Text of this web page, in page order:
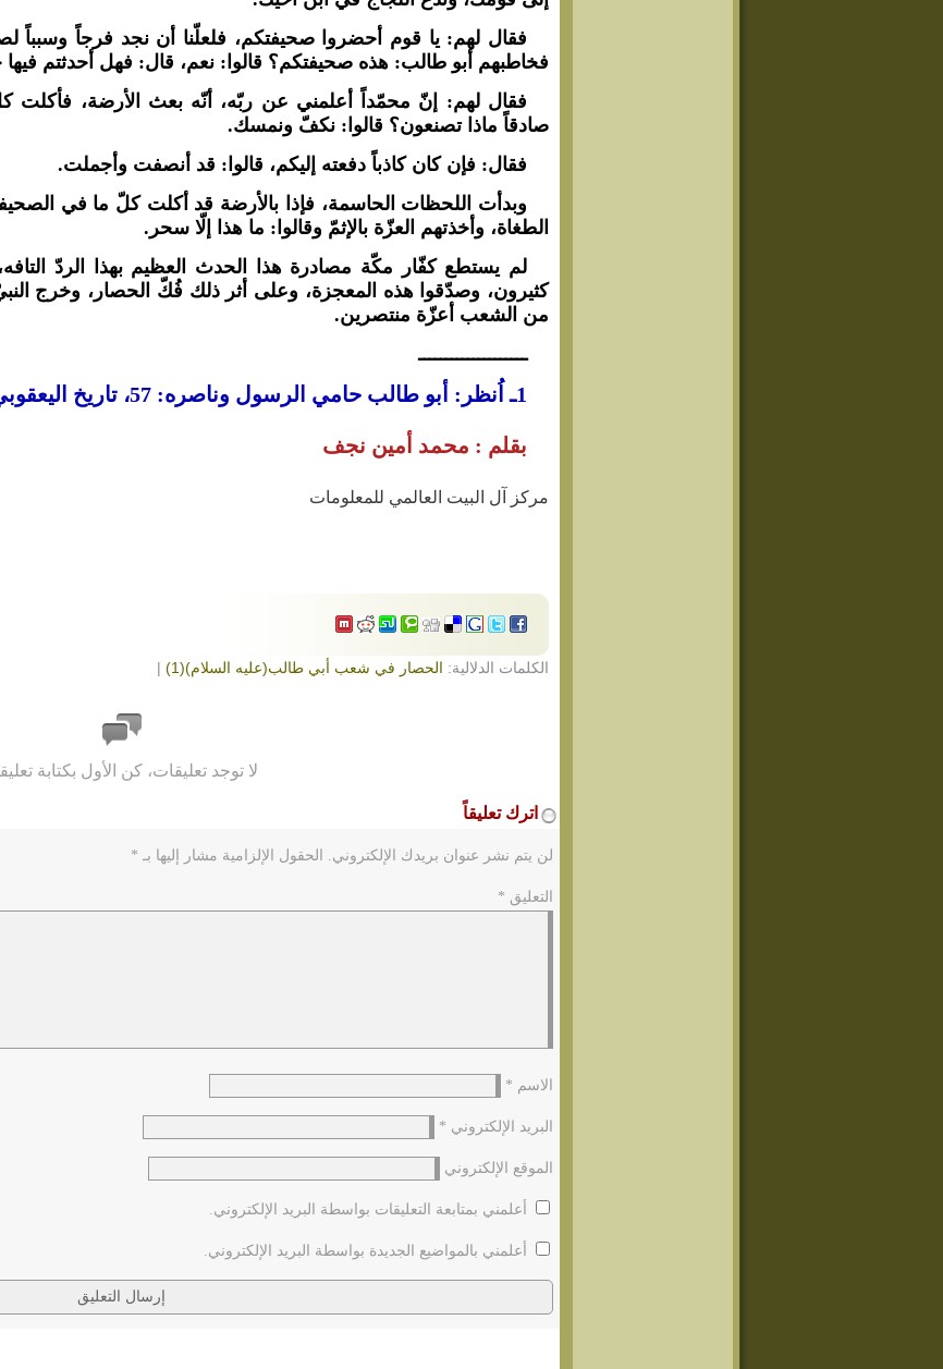
فقال لهم: يا قوم أحضروا صحيفتكم، فلعلّنا أن نجد فرجاً وسبباً
فخاطبهم أبو طالب: هذه صحيفتكم؟ قالوا: نعم، قال: فهل أحدثتم فيها
فقال لهم: إنّ محمّداً أعلمني عن ربّه، أنّه بعث الأرضة، فأكلت كلّ
صادقاً ماذا تصنعون؟ قالوا: نكفّ ونمسك.
فقال: فإن كان كاذباً دفعته إليكم، قالوا: قد أنصفت وأجملت.
وبدأت اللحظات الحاسمة، فإذا بالأرضة قد أكلت كلّ ما في
الطغاة، وأخذتهم العزّة بالإثمّ وقالوا: ما هذا إلّا سحر.
لم يستطع كفّار مكّة مصادرة هذا الحدث العظيم بهذا الردّ
كثيرون، وصدّقوا هذه المعجزة، وعلى أثر ذلك فُكّ الحصار، وخرج
من الشعب أعزّة منتصرين.
ــــــــــــــــــــ
1ـ اُنظر: أبو طالب حامي الرسول وناصره: 57، تاريخ اليعقوبي 2/31.
بقلم : محمد أمين نجف
مركز آل البيت العالمي للمعلومات
الكلمات الدلالية: الحصار في شعب أبي طالب(عليه السلام)(1) |
لا توجد تعليقات، كن الأول بكتابة
اترك تعليقاً
لن يتم نشر عنوان بريدك الإلكتروني. الحقول الإلزامية مشار إليها بـ *
التعليق *
الاسم *
البريد الإلكتروني *
الموقع الإلكتروني
أعلمني بمتابعة التعليقات بواسطة البريد الإلكتروني.
أعلمني بالمواضيع الجديدة بواسطة البريد الإلكتروني.